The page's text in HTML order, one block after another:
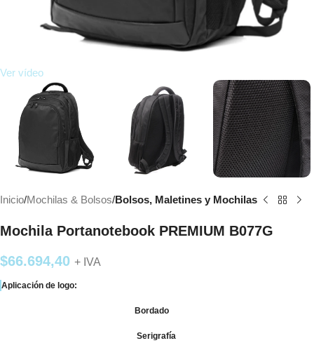
Ver vídeo
Inicio Mochilas & Bolsos Bolsos, Maletines y Mochilas
Mochila Portanotebook PREMIUM B077G
$66.694,40 + IVA
Aplicación de logo:
Bordado
Serigrafía